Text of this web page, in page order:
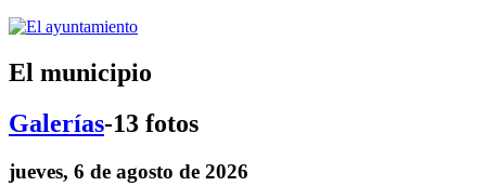
El municipio
Galerías-13 fotos
jueves, 6 de agosto de 2026